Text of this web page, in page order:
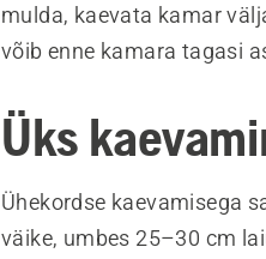
mulda, kaevata kamar
võib enne kamara tagasi
Üks
Ühekordse kaevamisega
väike, umbes 25–30 cm